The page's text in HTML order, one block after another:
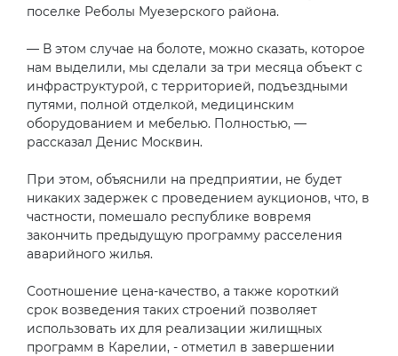
поселке Реболы Муезерского района.
— В этом случае на болоте, можно сказать, которое
нам выделили, мы сделали за три месяца объект с
инфраструктурой, с территорией, подъездными
путями, полной отделкой, медицинским
оборудованием и мебелью. Полностью, —
рассказал Денис Москвин.
При этом, объяснили на предприятии, не будет
никаких задержек с проведением аукционов, что, в
частности, помешало республике вовремя
закончить предыдущую программу расселения
аварийного жилья.
Соотношение цена-качество, а также короткий
срок возведения таких строений позволяет
использовать их для реализации жилищных
программ в Карелии, - отметил в завершении